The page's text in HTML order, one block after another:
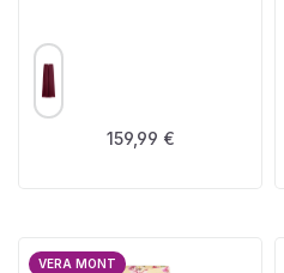
FARBE
Regulärer Preis:
159,99 €
VERA MONT